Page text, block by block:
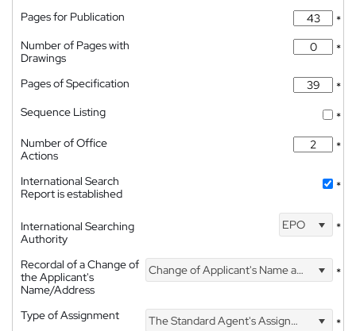
Pages for Publication
*
Number of Pages with
Drawings
*
Pages of Specification
*
Sequence Listing
*
Number of Office
Actions
*
International Search
Report is established
*
International Searching
Authority
EPO *
Recordal of a Change of
the Applicant's
Name/Address
Change of Applicant's Name and Address *
Type of Assignment The Standard Agent's Assignment
*